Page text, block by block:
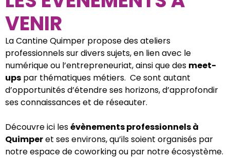
VENIR
La Cantine Quimper propose des ateliers
professionnels sur divers sujets, en lien avec le
numérique ou l’entrepreneuriat, ainsi que des meet-
ups par thématiques métiers. Ce sont autant
d’opportunités d’étendre ses horizons, d’approfondir
ses connaissances et de réseauter.
Découvre ici lesévènements professionnels à
Quimperet ses environs, qu’ils soient organisés par
notre espace de coworking ou par notre écosystème.